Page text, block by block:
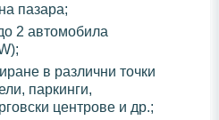
пазара;
2 автомобила
в различни точки
паркинги,
центрове и др.;